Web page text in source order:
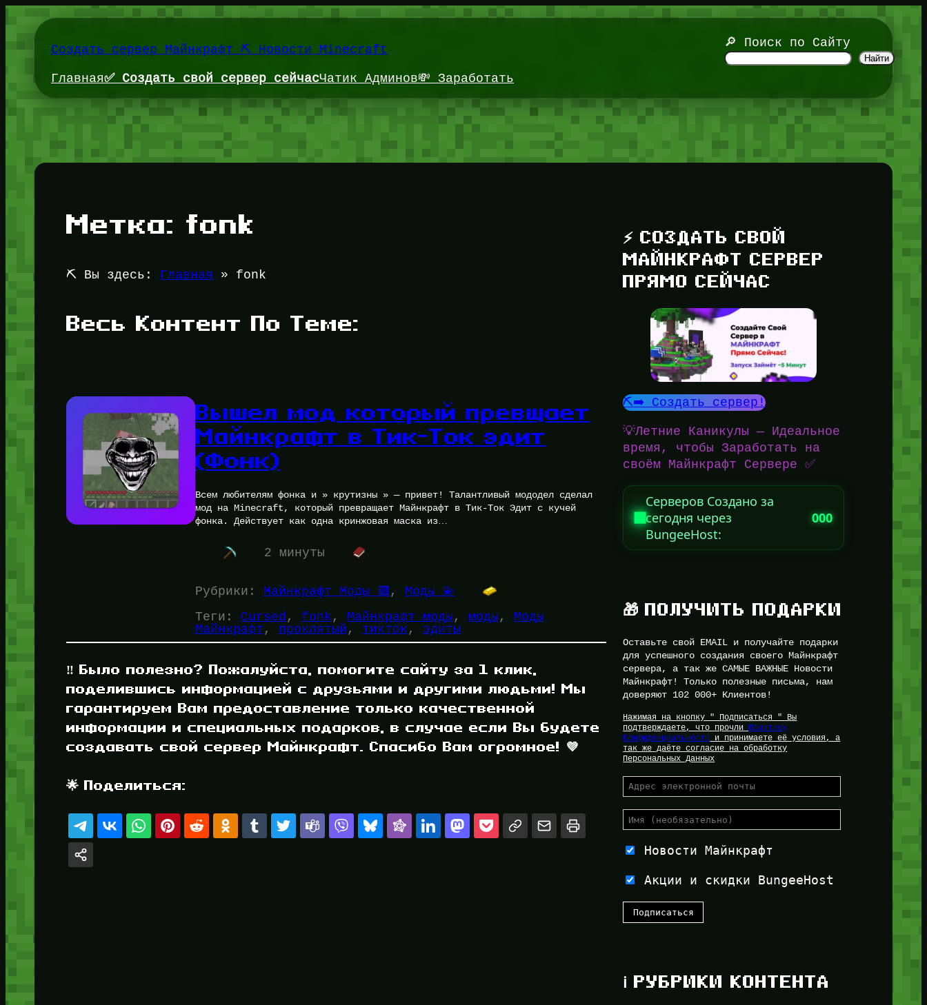
содержимомуСоздать сервер Майнкрафт ⛏️ Новости Minecraft
🔎 Поиск по Сайту
Найти
Главная✅ Создать свой сервер сейчасЧатик Админов💸 Заработать
Метка:fonk
⛏️ Вы здесь: Главная » fonk
Весь Контент По Теме:
Вышел мод который превщает
Майнкрафт в Тик-Ток эдит
(Фонк)
Всем любителям фонка и » крутизны » — привет! Талантливый мододел сделал
мод на Minecraft, который превращает Майнкрафт в Тик-Ток Эдит с кучей
фонка. Действует как одна кринжовая маска из…
2 минуты
Рубрики: Майнкрафт Моды 🟩 , Моды 💫
Теги: Cursed , fonk , Майнкрафт моды , моды , Моды
Майнкрафт , проклятый , тикток , эдиты
‼️ Было полезно? Пожалуйста, помогите сайту за 1 клик,
поделившись информацией с друзьями и другими людьми! Мы
гарантируем Вам предоставление только качественной
информации и специальных подарков, в случае если Вы будете
создавать свой сервер Майнкрафт. Спасибо Вам огромное! 💜
🌟 Поделиться:
⚡ СОЗДАТЬ СВОЙ
МАЙНКРАФТ СЕРВЕР
ПРЯМО СЕЙЧАС
⛏️➡️ Создать сервер!
💡Летние Каникулы — Идеальное
время, чтобы Заработать на
своём Майнкрафт Сервере ✅
Серверов Создано за
сегодня через
BungeeHost:
000
🎁 ПОЛУЧИТЬ ПОДАРКИ
Оставьте свой EMAIL и получайте подарки
для успешного создания своего Майнкрафт
сервера, а так же САМЫЕ ВАЖНЫЕ Новости
Майнкрафт! Только полезные письма, нам
доверяют 102 000+ Клиентов!
Нажимая на кнопку " Подписаться " Вы
подтверждаете, что прочли Политику
Конфиденциальности и принимаете её условия, а
так же даёте согласие на обработку
Персональных Данных
Новости Майнкрафт
Акции и скидки BungeeHost
ℹ️ РУБРИКИ КОНТЕНТА